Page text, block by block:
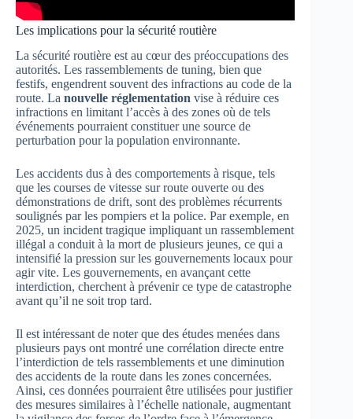
Les implications pour la sécurité routière
La sécurité routière est au cœur des préoccupations des
autorités. Les rassemblements de tuning, bien que
festifs, engendrent souvent des infractions au code de la
route. La nouvelle réglementation vise à réduire ces
infractions en limitant l’accès à des zones où de tels
événements pourraient constituer une source de
perturbation pour la population environnante.
Les accidents dus à des comportements à risque, tels
que les courses de vitesse sur route ouverte ou des
démonstrations de drift, sont des problèmes récurrents
soulignés par les pompiers et la police. Par exemple, en
2025, un incident tragique impliquant un rassemblement
illégal a conduit à la mort de plusieurs jeunes, ce qui a
intensifié la pression sur les gouvernements locaux pour
agir vite. Les gouvernements, en avançant cette
interdiction, cherchent à prévenir ce type de catastrophe
avant qu’il ne soit trop tard.
Il est intéressant de noter que des études menées dans
plusieurs pays ont montré une corrélation directe entre
l’interdiction de tels rassemblements et une diminution
des accidents de la route dans les zones concernées.
Ainsi, ces données pourraient être utilisées pour justifier
des mesures similaires à l’échelle nationale, augmentant